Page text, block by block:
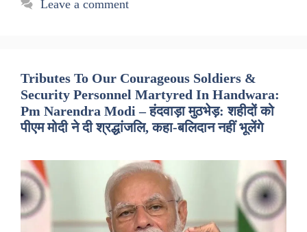
Leave a comment
Tributes To Our Courageous Soldiers &
Security Personnel Martyred In Handwara:
Pm Narendra Modi – हंदवाड़ा मुठभेड़: शहीदों को
पीएम मोदी ने दी श्रद्धांजलि, कहा-बलिदान नहीं भूलेंगे